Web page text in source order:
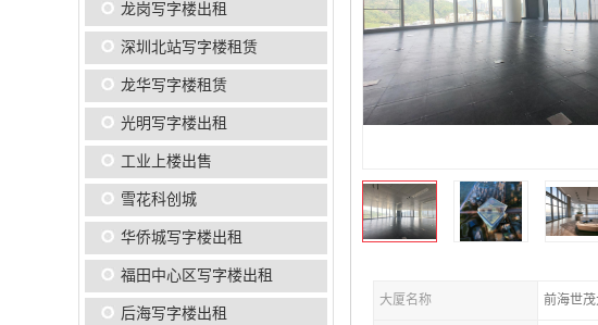
龙岗写字楼出租
深圳北站写字楼租赁
龙华写字楼租赁
光明写字楼出租
工业上楼出售
雪花科创城
华侨城写字楼出租
福田中心区写字楼出租
后海写字楼出租
大厦名称 前海世茂